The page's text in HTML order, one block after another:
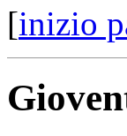
[inizio